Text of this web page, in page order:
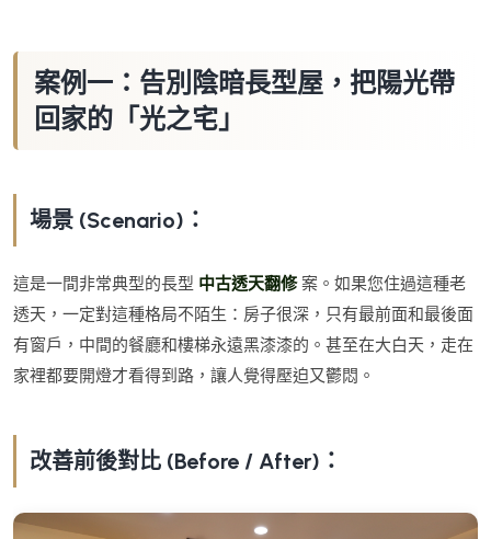
案例一：告別陰暗長型屋，把陽光帶
回家的「光之宅」
場景 (Scenario)：
這是一間非常典型的長型 中古透天翻修案。如果您住過這種老
透天，一定對這種格局不陌生：房子很深，只有最前面和最後面
有窗戶，中間的餐廳和樓梯永遠黑漆漆的。甚至在大白天，走在
家裡都要開燈才看得到路，讓人覺得壓迫又鬱悶。
改善前後對比 (Before / After)：